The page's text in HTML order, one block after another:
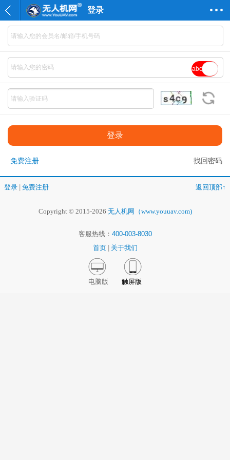
登录
abc
免费注册 找回密码
登录 免费注册 返回顶部↑
Copyright © 2015-2026 无人机网（www.youuav.com)
客服热线： 400-003-8030
首页
关于我们
电脑版 触屏版